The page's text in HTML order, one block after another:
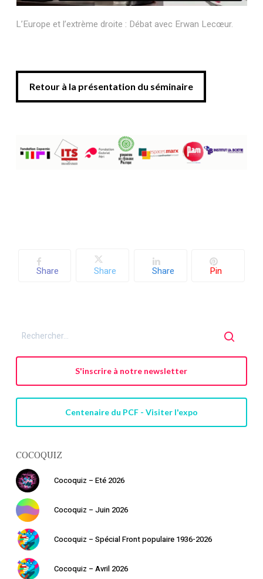
Votre panier est vide.
L’Europe et l’extrème droite : Débat avec Erwan Lecœur.
Retour à la présentation du séminaire
Retour à la présentation du séminaire
Share Share Share Pin
S'inscrire à notre newsletter
Centenaire du PCF - Visiter l'expo
COCOQUIZ
Cocoquiz – Eté 2026
Cocoquiz – Juin 2026
Cocoquiz – Spécial Front populaire 1936-2026
Cocoquiz – Avril 2026